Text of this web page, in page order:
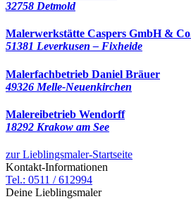
32758 Detmold
Malerwerkstätte Caspers GmbH &
51381 Leverkusen – Fixheide
Malerfachbetrieb Daniel Bräuer
49326 Melle-Neuenkirchen
Malereibetrieb Wendorff
18292 Krakow am See
zur Lieblingsmaler-Startseite
Kontakt-Informationen
Tel.: 0511 / 612994
Deine Lieblingsmaler